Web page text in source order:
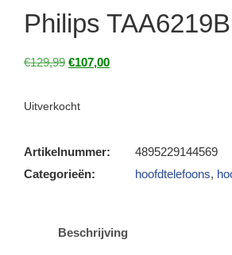
Philips
€129,99 €107,00
Uitverkocht
Artikelnummer:
4895229144569
Categorieën:
hoofdtelefoons,
Beschrijving